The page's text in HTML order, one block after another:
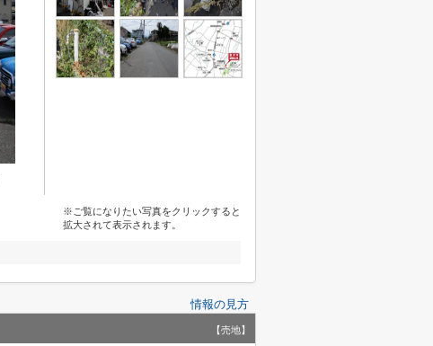
※ご覧になりたい写真をクリックすると
拡大されて表示されます。
情報の見方
【売地】